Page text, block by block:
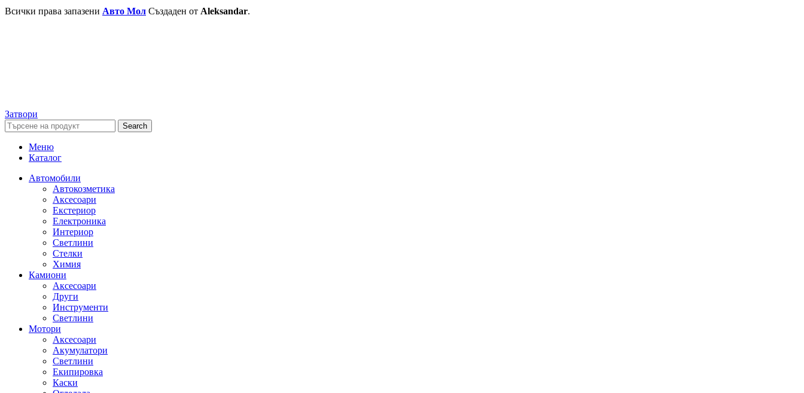
Всички права запазени Авто Мол Създаден от Aleksandar.
Затвори
Search
Меню
Каталог
Автомобили
Автокозметика
Аксесоари
Екстериор
Електроника
Интериор
Светлини
Стелки
Химия
Камиони
Аксесоари
Други
Инструменти
Светлини
Мотори
Аксесоари
Акумулатори
Светлини
Екипировка
Каски